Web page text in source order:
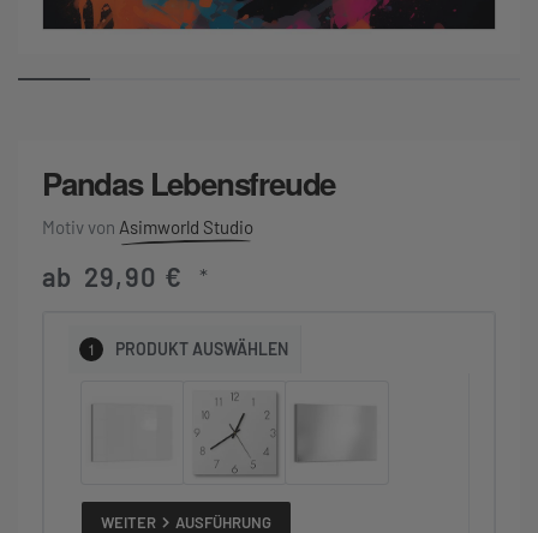
Pandas Lebensfreude
Asimworld Studio
ab 29,90 € *
1 PRODUKT AUSWÄHLEN
WEITER AUSFÜHRUNG